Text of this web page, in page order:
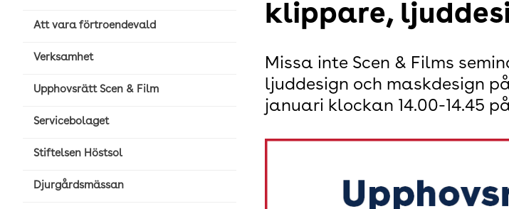
Att vara förtroendevald
Verksamhet
Upphovsrätt Scen & Film
Servicebolaget
Stiftelsen Höstsol
Djurgårdsmässan
klippare,
Missa inte Scen & Films
ljuddesign och maskdesign
januari klockan 14.00-14.45